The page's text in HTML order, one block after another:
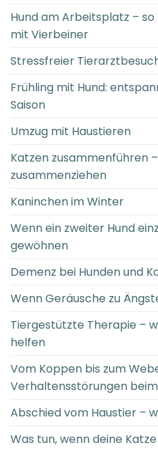
Hund am Arbeitsplatz –
mit Vierbeiner
Stressfreier
Frühling mit Hund:
Saison
Umzug mit Haustieren
Katzen zusammenführen
zusammenziehen
Kaninchen im Winter
Wenn ein zweiter Hund
gewöhnen
Demenz bei Hunden und
Wenn Geräusche zu
Tiergestützte Therapie –
helfen
Vom Koppen bis zum
Verhaltensstörungen
Abschied vom Haustier –
Was tun, wenn deine